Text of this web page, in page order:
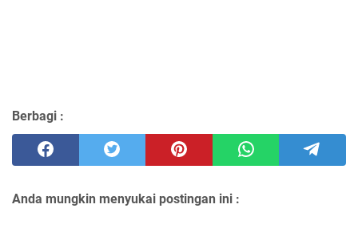
Berbagi :
Anda mungkin menyukai postingan ini :